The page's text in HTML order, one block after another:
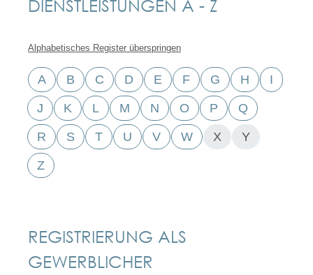
DIENSTLEISTUNGEN A - Z
Alphabetisches Register überspringen
A B C D E F G H I
J K L M N O P Q
R S T U V W X Y
Z
REGISTRIERUNG ALS
GEWERBLICHER